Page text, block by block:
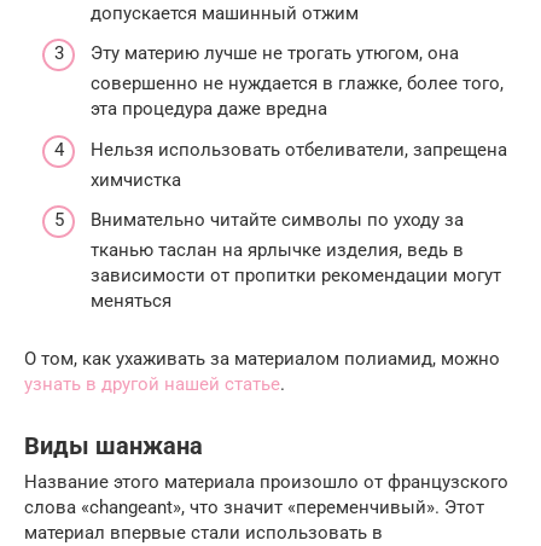
допускается машинный отжим
Эту материю лучше не трогать утюгом, она
совершенно не нуждается в глажке, более того,
эта процедура даже вредна
Нельзя использовать отбеливатели, запрещена
химчистка
Внимательно читайте символы по уходу за
тканью таслан на ярлычке изделия, ведь в
зависимости от пропитки рекомендации могут
меняться
О том, как ухаживать за материалом полиамид, можно
узнать в другой нашей статье.
Виды шанжана
Название этого материала произошло от французского
слова «changeant», что значит «переменчивый». Этот
материал впервые стали использовать в